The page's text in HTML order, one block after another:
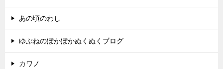
あの頃のわし
ゆぶねのぽかぽかぬくぬくブログ
カワノ